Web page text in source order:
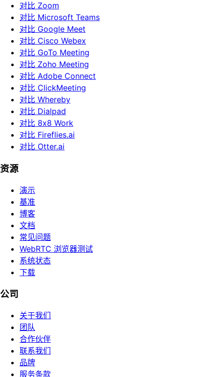
对比 Zoom
对比 Microsoft Teams
对比 Google Meet
对比 Cisco Webex
对比 GoTo Meeting
对比 Zoho Meeting
对比 Adobe Connect
对比 ClickMeeting
对比 Whereby
对比 Dialpad
对比 8x8 Work
对比 Fireflies.ai
对比 Otter.ai
资源
演示
基准
博客
文档
常见问题
WebRTC 浏览器测试
系统状态
下载
公司
关于我们
团队
合作伙伴
联系我们
品牌
服务条款